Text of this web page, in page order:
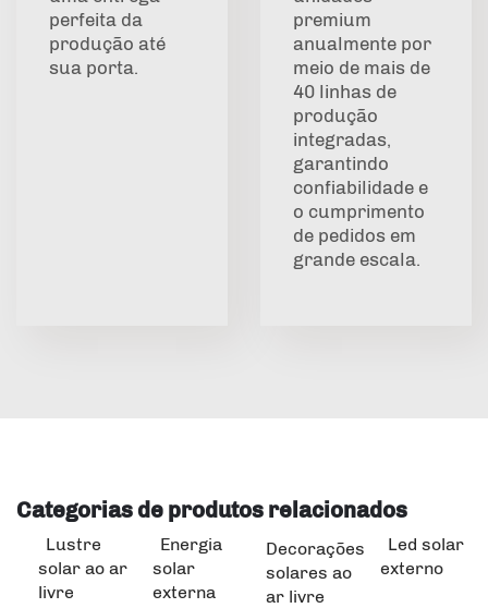
perfeita da
produção até
sua porta.
premium
anualmente por
meio de mais de
40 linhas de
produção
integradas,
garantindo
confiabilidade e
o cumprimento
de pedidos em
grande escala.
Categorias de produtos relacionados
Lustre
solar ao ar
livre
Energia
solar
externa
Decorações
solares ao
ar livre
Led solar
externo